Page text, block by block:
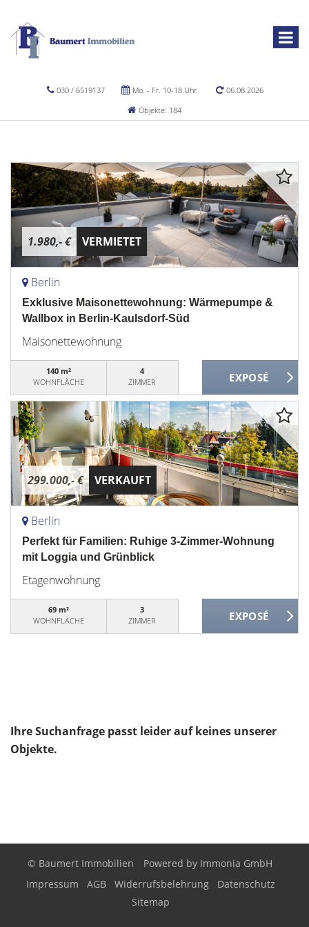
030 / 6519137 Mo. - Fr. 10-18 Uhr
06.08.2026
Objekte: 184
1.980,- € VERMIETET
Berlin
Exklusive Maisonettewohnung: Wärmepumpe &
Wallbox in Berlin-Kaulsdorf-Süd
Maisonettewohnung
140 m²
WOHNFLÄCHE
4
ZIMMER
299.000,- € VERKAUFT
Berlin
Perfekt für Familien: Ruhige 3-Zimmer-Wohnung
mit Loggia und Grünblick
Etagenwohnung
69 m²
WOHNFLÄCHE
3
ZIMMER
Ihre Suchanfrage passt leider auf keines unserer
Objekte.
© Baumert Immobilien Powered by Immonia GmbH
Impressum
AGB Widerrufsbelehrung
Datenschutz
Sitemap